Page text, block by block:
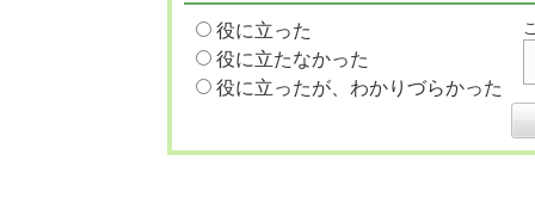
役に立った
役に立たなかった
役に立ったが、わかりづらかった